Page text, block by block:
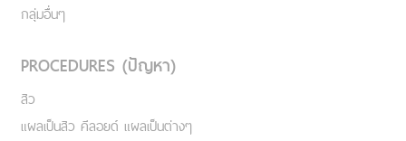
กลุ่มอื่นๆ
PROCEDURES (ปัญหา)
สิว
แผลเป็นสิว คีลอยด์ แผลเป็นต่างๆ